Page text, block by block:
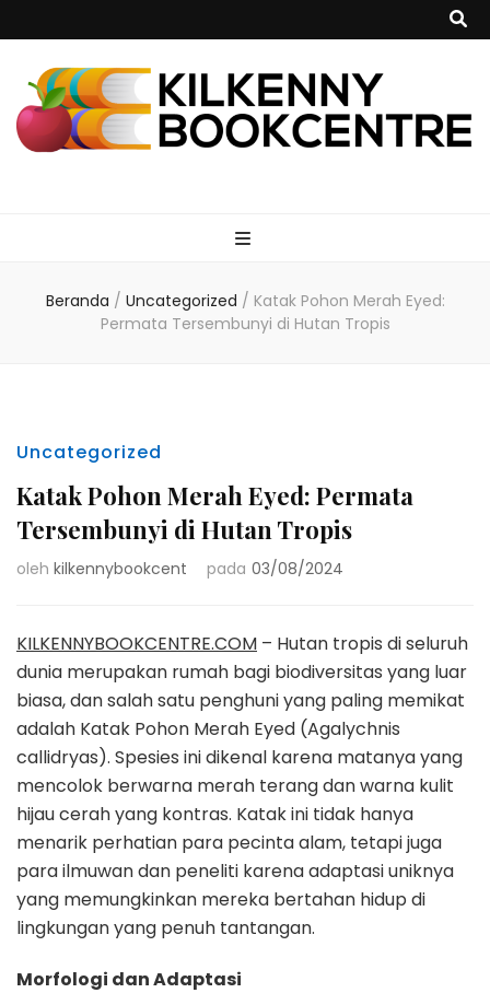
Beranda / Uncategorized / Katak Pohon Merah Eyed:
Permata Tersembunyi di Hutan Tropis
Uncategorized
Katak Pohon Merah Eyed: Permata
Tersembunyi di Hutan Tropis
oleh kilkennybookcent pada 03/08/2024
KILKENNYBOOKCENTRE.COM – Hutan tropis di seluruh
dunia merupakan rumah bagi biodiversitas yang luar
biasa, dan salah satu penghuni yang paling memikat
adalah Katak Pohon Merah Eyed (Agalychnis
callidryas). Spesies ini dikenal karena matanya yang
mencolok berwarna merah terang dan warna kulit
hijau cerah yang kontras. Katak ini tidak hanya
menarik perhatian para pecinta alam, tetapi juga
para ilmuwan dan peneliti karena adaptasi uniknya
yang memungkinkan mereka bertahan hidup di
lingkungan yang penuh tantangan.
Morfologi dan Adaptasi